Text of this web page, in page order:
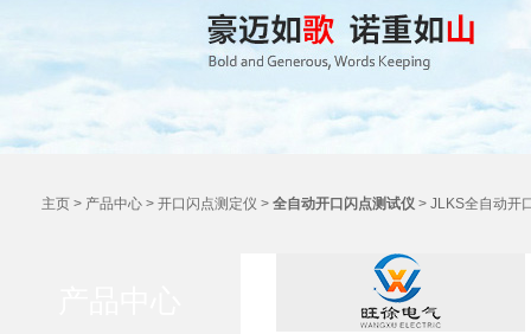
主页 > 产品中心 > 开口闪点测定仪 > 全自动开口闪点测试仪 > JLKS全自动开